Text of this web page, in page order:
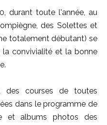
durant toute l'année, au
des Solettes et
totalement débutant) se
la convivialité et la bonne
des courses de toutes
dans le programme de
et albums photos des